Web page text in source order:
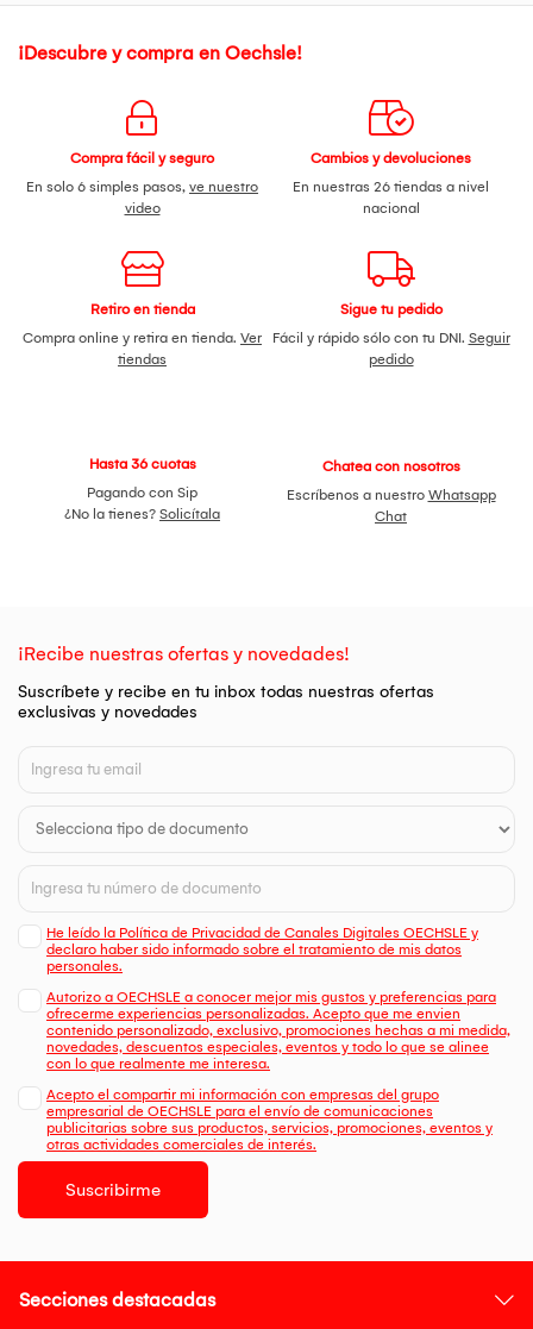
¡Descubre y compra en Oechsle!
Compra fácil y seguro
En solo 6 simples pasos, ve nuestro
video
Cambios y devoluciones
En nuestras 26 tiendas a nivel
nacional
Retiro en tienda
Compra online y retira en tienda. Ver
tiendas
Sigue tu pedido
Fácil y rápido sólo con tu DNI. Seguir
pedido
Hasta 36 cuotas
Pagando con Sip
¿No la tienes? Solicítala
Chatea con nosotros
Escríbenos a nuestro Whatsapp
Chat
¡Recibe nuestras ofertas y novedades!
Suscríbete y recibe en tu inbox todas nuestras ofertas
exclusivas y novedades
He leído la Política de Privacidad de Canales Digitales OECHSLE y
declaro haber sido informado sobre el tratamiento de mis datos
personales.
Autorizo a OECHSLE a conocer mejor mis gustos y preferencias para
ofrecerme experiencias personalizadas. Acepto que me envien
contenido personalizado, exclusivo, promociones hechas a mi medida,
novedades, descuentos especiales, eventos y todo lo que se alinee
con lo que realmente me interesa.
Acepto el compartir mi información con empresas del grupo
empresarial de OECHSLE para el envío de comunicaciones
publicitarias sobre sus productos, servicios, promociones, eventos y
otras actividades comerciales de interés.
Suscribirme
Secciones destacadas